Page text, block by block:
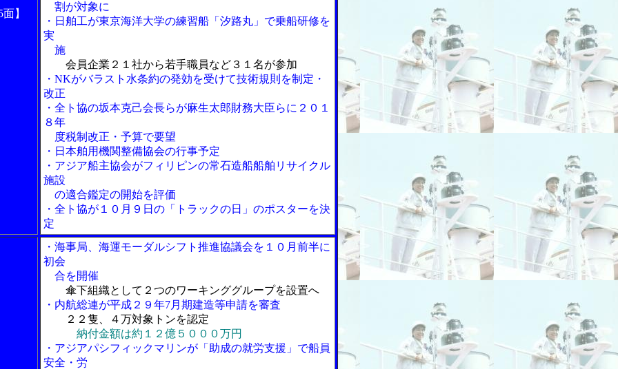
】
割が対象に
・日舶工が東京海洋大学の練習船「汐路丸」で乗船研修を
実
施
会員企業２１社から若手職員など３１名が参加
・NKがバラスト水条約の発効を受けて技術規則を制定・
改正
・全ト協の坂本克己会長らが麻生太郎財務大臣らに２０１
８年
度税制改正・予算で要望
・日本舶用機関整備協会の行事予定
・アジア船主協会がフィリピンの常石造船船舶リサイクル
施設
の適合鑑定の開始を評価
・全ト協が１０月９日の「トラックの日」のポスターを決
定
・海事局、海運モーダルシフト推進協議会を１０月前半に
初会
合を開催
傘下組織として２つのワーキンググループを設置へ
・内航総連が平成２９年7月期建造等申請を審査
２２隻、４万対象トンを認定
納付金額は約１２億５０００万円
・アジアパシフィックマリンが「助成の就労支援」で船員
安全・労